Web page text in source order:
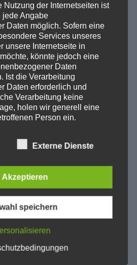
habe ich
Nutzung der Internetseiten ist
jede Angabe
Daten möglich. Sofern eine
Services unseres
unsere Internetseite in
könnte jedoch eine
Daten
Ist die Verarbeitung
Daten erforderlich und
Verarbeitung keine
holen wir generell eine
Person ein.
der Anschrift, E-Mail-
im Einklang mit der
und in
den für uns geltenden
möchte unser
über Art, Umfang
uns erhobenen, genutzten und
werden betroffene Personen
Externe Dienste
Akzeptieren
speichern